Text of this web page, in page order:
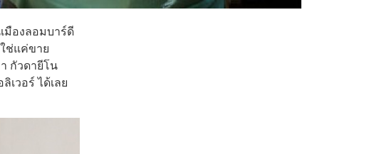
มืองลอมบาร์ดี
ช่แค่ขาย
กัวดายีโน
ลิเวอร์ ได้เลย